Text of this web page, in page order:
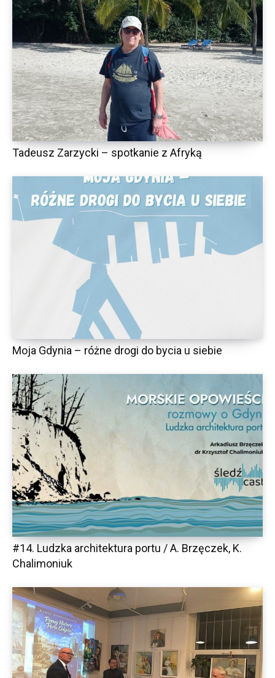
Tadeusz Zarzycki – spotkanie z Afryką
Moja Gdynia – różne drogi do bycia u siebie
#14. Ludzka architektura portu / A. Brzęczek, K.
Chalimoniuk